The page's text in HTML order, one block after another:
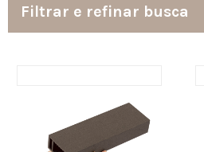
Filtrar e refinar busca